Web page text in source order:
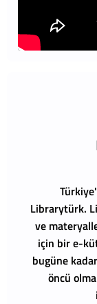
Librarytürk.
ve
için bir e-
bugüne
öncü